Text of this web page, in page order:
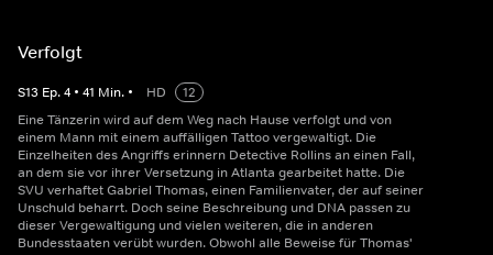
Verfolgt
S13 Ep.4 • 41 Min. • HD
12
Eine Tänzerin wird auf dem Weg nach Hause verfolgt und von
einem Mann mit einem auffälligen Tattoo vergewaltigt. Die
Einzelheiten des Angriffs erinnern Detective Rollins an einen Fall,
an dem sie vor ihrer Versetzung in Atlanta gearbeitet hatte. Die
SVU verhaftet Gabriel Thomas, einen Familienvater, der auf seiner
Unschuld beharrt. Doch seine Beschreibung und DNA passen zu
dieser Vergewaltigung und vielen weiteren, die in anderen
Bundesstaaten verübt wurden. Obwohl alle Beweise für Thomas'